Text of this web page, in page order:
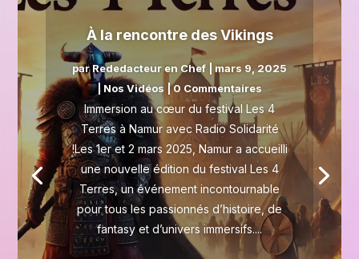
À la rencontre des Vikings
parRededacteur en Chef
mars 9, 2025
| Nos Vidéos | 0 Commentaires
Immersion au cœur du festival Les 4
Terres à Namur avec Radio Solidarité
!Les 1er et 2 mars 2025, Namur a accueilli
une nouvelle édition du festival Les 4
Terres, un événement incontournable
pour tous les passionnés d’histoire, de
fantasy et d’univers immersifs....